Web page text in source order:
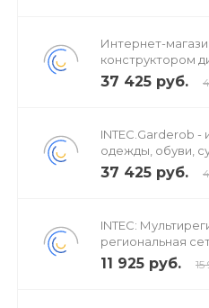
Интернет-
конструктором
37 425 руб.
INTEC.Garderob -
одежды, обуви,
аксессуаров
37 425 руб.
INTEC:
региональная
продвижением в
11 925 руб.